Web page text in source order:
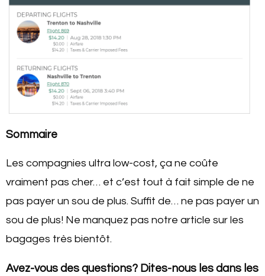
Sommaire
Les compagnies ultra low-cost, ça ne coûte
vraiment pas cher… et c’est tout à fait simple de ne
pas payer un sou de plus. Suffit de… ne pas payer un
sou de plus! Ne manquez pas notre article sur les
bagages très bientôt.
Avez-vous des questions? Dites-nous les dans les